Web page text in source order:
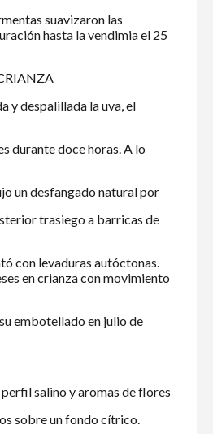
suavizaron las
hasta la vendimia el 25
y despalillada la uva, el
durante doce horas. A lo
un desfangado natural por
trasiego a barricas de
con levaduras autóctonas.
en crianza con movimiento
embotellado en julio de
salino y aromas de flores
sobre un fondo cítrico.